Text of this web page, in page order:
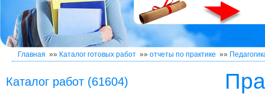
Главная »» Каталог готовых работ »» отчеты по практике »»
Каталог работ (61604)